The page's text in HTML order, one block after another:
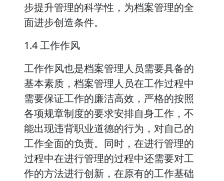
步提升管理的科学性，为档案管理的全
面进步创造条件。
1.4 工作作风
工作作风也是档案管理人员需要具备的
基本素质，档案管理人员在工作过程中
需要保证工作的廉洁高效，严格的按照
各项规章制度的要求安排自身工作，不
能出现违背职业道德的行为，对自己的
工作全面的负责。同时，在进行管理的
过程中在进行管理的过程中还需要对工
作的方法进行创新，在原有的工作基础